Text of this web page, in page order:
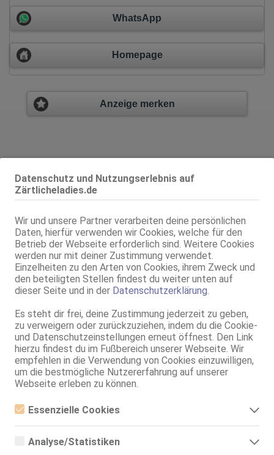
Datenschutz und Nutzungserlebnis auf
Zärtlicheladies.de
Wir und unsere Partner verarbeiten deine persönlichen
Daten, hierfür verwenden wir Cookies, welche für den
Betrieb der Webseite erforderlich sind. Weitere Cookies
werden nur mit deiner Zustimmung verwendet.
Einzelheiten zu den Arten von Cookies, ihrem Zweck und
den beteiligten Stellen findest du weiter unten auf
dieser Seite und in der Datenschutzerklärung.
Es steht dir frei, deine Zustimmung jederzeit zu geben,
zu verweigern oder zurückzuziehen, indem du die Cookie-
und Datenschutzeinstellungen erneut öffnest. Den Link
hierzu findest du im Fußbereich unserer Webseite. Wir
empfehlen in die Verwendung von Cookies einzuwilligen,
um die bestmögliche Nutzererfahrung auf unserer
Webseite erleben zu können.
Essenzielle Cookies
Essenzielle Cookies sind alle notwendigen Cookies, die für den
ermöglicht werden. Die Webseite kann ohne diese Cookies nicht
Analyse/Statistiken
WhatsApp
Homepage
Anzeige merken
Alter: 29 Jahre
Geschlecht: weiblich
Körpergröße: 165 cm
Typ: osteuropäisch
KF: 40
Intimbereich: total rasiert
Haare: schwarz, rückenlang, gelockt
Haut: mittel
Verkehr:
AV
Franz. bei Ihr